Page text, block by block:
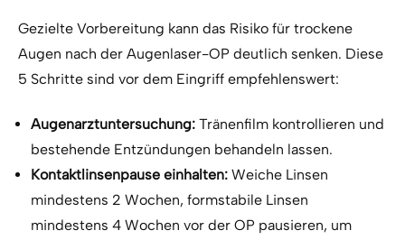
Gezielte Vorbereitung kann das Risiko für trockene
Augen nach der Augenlaser-OP deutlich senken. Diese
5 Schritte sind vor dem Eingriff empfehlenswert:
Augenarztuntersuchung: Tränenfilm kontrollieren und
bestehende Entzündungen behandeln lassen.
Kontaktlinsenpause einhalten: Weiche Linsen
mindestens 2 Wochen, formstabile Linsen
mindestens 4 Wochen vor der OP pausieren, um